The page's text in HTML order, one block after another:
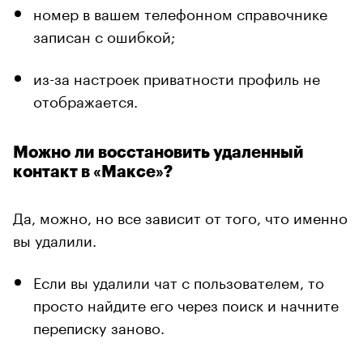
номер в вашем телефонном справочнике
записан с ошибкой;
из-за настроек приватности профиль не
отображается.
Можно ли восстановить удаленный
контакт в «Максе»?
Да, можно, но все зависит от того, что именно
вы удалили.
Если вы удалили чат с пользователем, то
просто найдите его через поиск и начните
переписку заново.